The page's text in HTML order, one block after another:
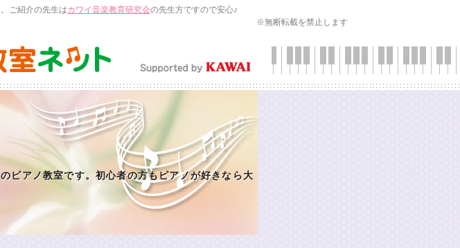
ご紹介の先生はカワイ音楽教育研究会の先生方ですので安心♪
※無断転載を禁止します
ピアノ教室です。初心者の方もピアノが好きなら大